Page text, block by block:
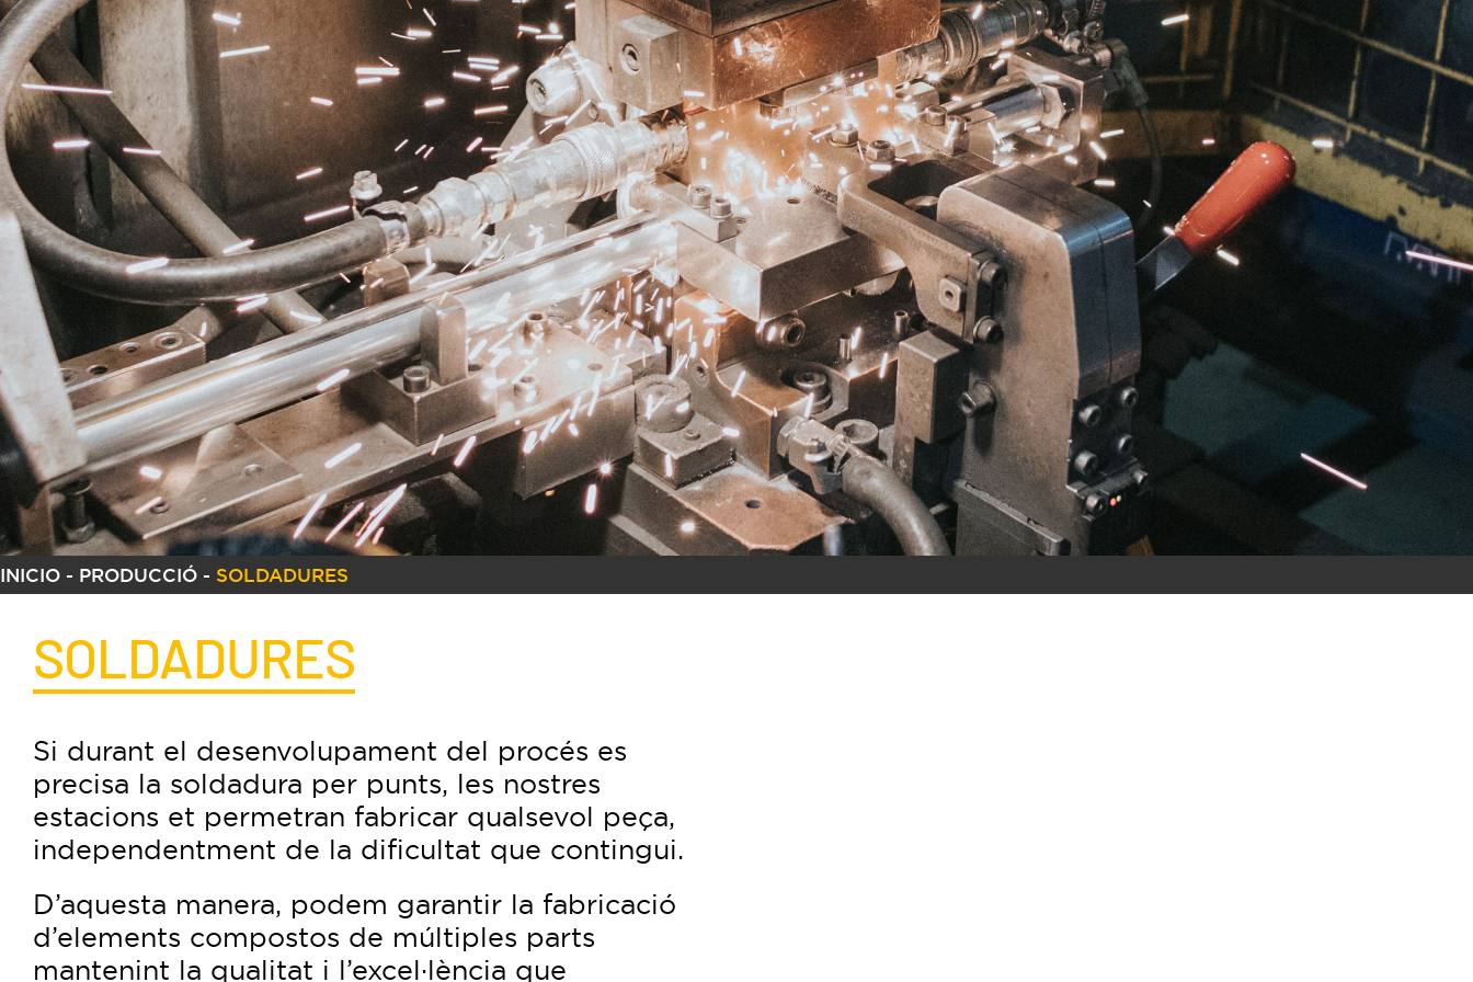
INICIO - PRODUCCIÓ - SOLDADURES
SOLDADURES
Si durant el desenvolupament del procés es
precisa la soldadura per punts, les nostres
estacions et permetran fabricar qualsevol peça,
independentment de la dificultat que contingui.
D’aquesta manera, podem garantir la fabricació
d’elements compostos de múltiples parts
mantenint la qualitat i l’excel·lència que